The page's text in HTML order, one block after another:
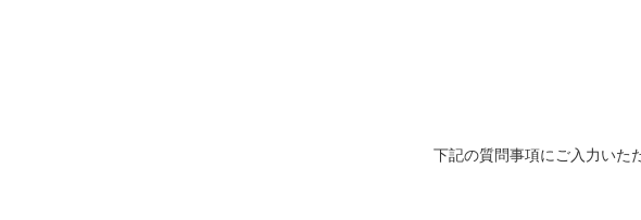
下記の質問事項にご入力いた